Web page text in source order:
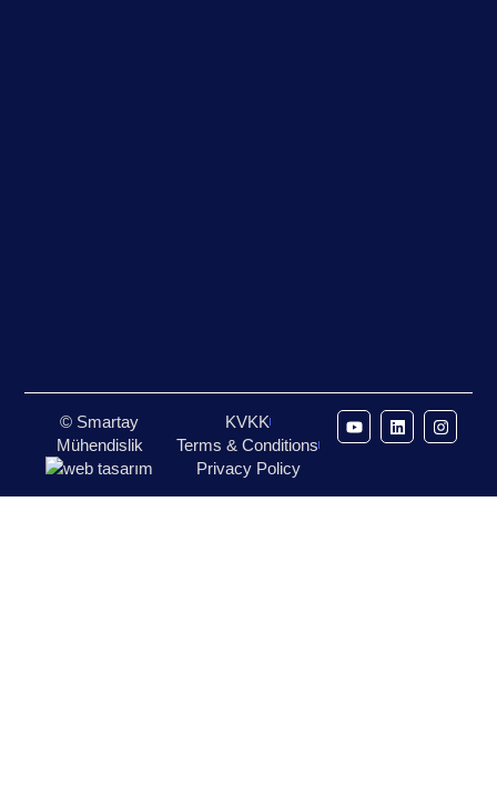
© Smartay
Mühendislik
KVKK
Terms & Conditions
Privacy Policy